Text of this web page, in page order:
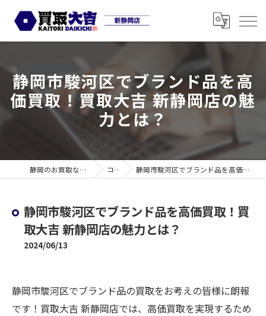
静岡市駿河区でブランド品を高
価買取！買取大吉 新静岡店の魅
力とは？
静岡のお買取なら買取大吉 新静岡店 コラム 静岡市駿河区でブランド品を高価買取！買取大吉 新静岡店の魅力とは？
静岡市駿河区でブランド品を高価買取！買
取大吉 新静岡店の魅力とは？
2024/06/13
静岡市駿河区でブランド品の買取をお考えの皆様に朗報
です！買取大吉 新静岡店では、高価買取を実現するため